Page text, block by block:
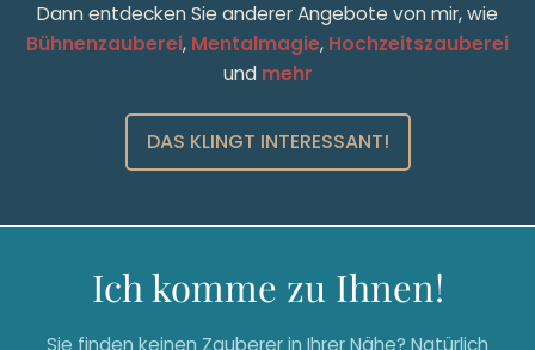
Dann entdecken Sie anderer Angebote von mir, wie
Bühnenzauberei, Mentalmagie, Hochzeitszauberei
und mehr
DAS KLINGT INTERESSANT!
Ich komme zu Ihnen!
Sie finden keinen Zauberer in Ihrer Nähe? Natürlich